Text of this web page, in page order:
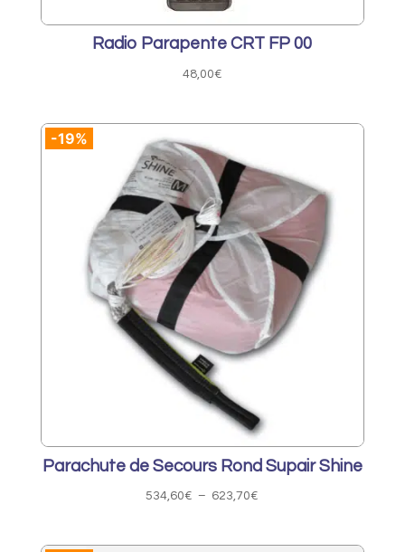
Radio Parapente CRT FP 00
48,00€
-19%
Parachute de Secours Rond Supair Shine
534,60€ – 623,70€
prix :